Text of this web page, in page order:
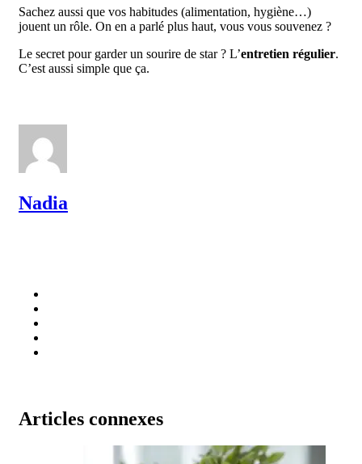
Sachez aussi que vos habitudes (alimentation, hygiène…)
jouent un rôle. On en a parlé plus haut, vous vous souvenez ?
Le secret pour garder un sourire de star ? L’entretien régulier.
C’est aussi simple que ça.
Nadia
Articles connexes